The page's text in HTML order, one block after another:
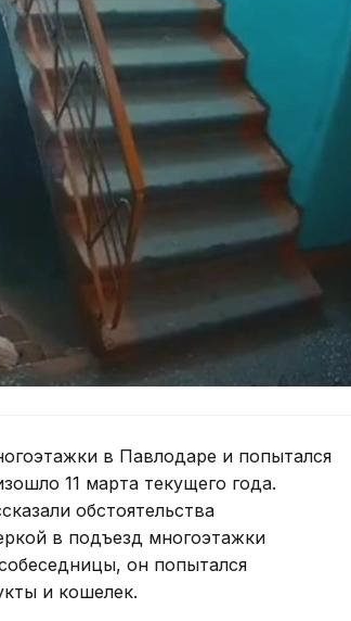
в Павлодаре и попытался
11 марта текущего года.
обстоятельства
в подъезд многоэтажки
он попытался
и кошелек.